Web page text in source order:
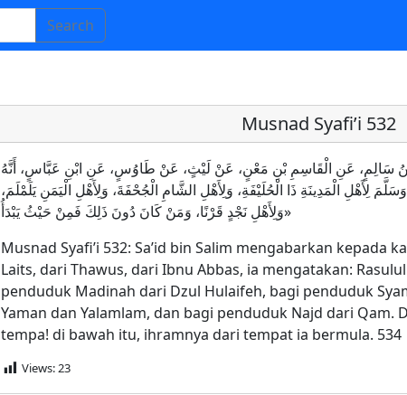
Search
Musnad Syafi’i 532
أَخْبَرَنَا سَعِيدُ بْنُ سَالِمٍ، عَنِ الْقَاسِمِ بْنِ مَعْنٍ، عَنْ لَيْثٍ، عَنْ طَاوُسٍ، عَنِ ابْنِ عَبَّاسٍ، أَنَّهُ
لِأَهْلِ الْمَدِينَةِ ذَا الْحُلَيْفَةِ، وَلِأَهْلِ الشَّامِ الْجُحْفَةَ، وَلِأَهْلِ الْيَمَنِ يَلَمْلَمَ،
وَلِأَهْلِ نَجْدٍ قَرْنًا، وَمَنْ كَانَ دُونَ ذَلِكَ فَمِنْ حَيْثُ يَبْدَأُ»
Musnad Syafi’i 532: Sa’id bin Salim mengabarkan kepada
Laits, dari Thawus, dari Ibnu Abbas, ia mengatakan:
penduduk Madinah dari Dzul Hulaifeh, bagi penduduk
Yaman dan Yalamlam, dan bagi penduduk Najd dari Qam.
tempa! di bawah itu, ihramnya dari tempat ia bermula. 534
Views:23